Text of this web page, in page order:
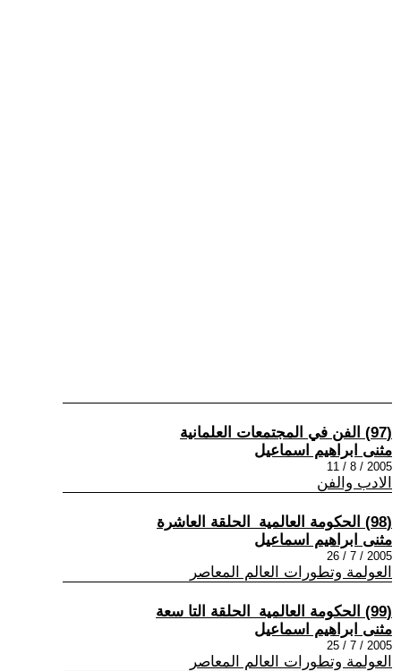
(97) الفن في المجتمعات العلمانية
مثنى ابراهيم اسماعيل
2005 / 8 / 11
الادب والفن
(98) الحكومة العالمية_الحلقة العاشرة
مثنى ابراهيم اسماعيل
2005 / 7 / 26
العولمة وتطورات العالم المعاصر
(99) الحكومة العالمية_الحلقة التا سعة
مثنى ابراهيم اسماعيل
2005 / 7 / 25
العولمة وتطورات العالم المعاصر